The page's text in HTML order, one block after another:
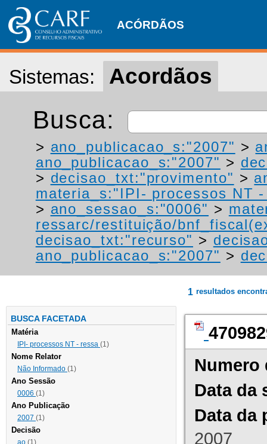
ACÓRDÃOS
Sistemas: Acordãos
Busca:
> ano_publicacao_s:"2007" >
ano_publicacao_s:"2007" >
> decisao_txt:"provimento" >
materia_s:"IPI- processos NT
> ano_sessao_s:"0006" >
ressarc/restituição/
decisao_txt:"recurso" >
ano_publicacao_s:"2007" >
BUSCA FACETADA
Matéria
IPI- processos NT - ressa (1)
Nome Relator
Não Informado (1)
Ano Sessão
0006 (1)
Ano Publicação
2007 (1)
Decisão
ao (1)
1 resultados
Numero
Data da
Data da
2007